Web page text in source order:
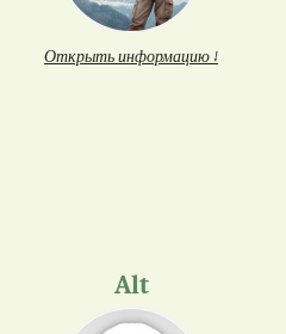
Открыть информацию ↓
Alt